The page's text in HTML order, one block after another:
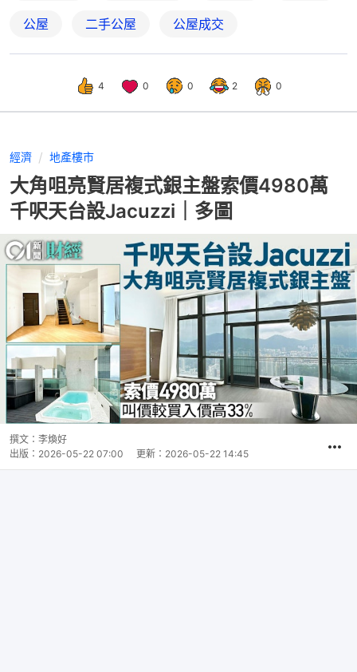
公屋 二手公屋 公屋成交
4 0 0 2 0
經濟 地產樓市
大角咀亮賢居複式銀主盤索價4980萬
千呎天台設Jacuzzi｜多圖
撰文： 李煥好
出版： 2026-05-22 07:00 更新： 2026-05-22 14:45